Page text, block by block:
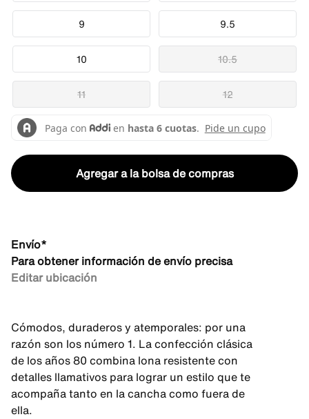
9 9.5
10 10.5
11 12
Agregar a la bolsa de compras
Envío*
Para obtener información de envío precisa
Editar ubicación
Cómodos, duraderos y atemporales: por una
razón son los número 1. La confección clásica
de los años 80 combina lona resistente con
detalles llamativos para lograr un estilo que te
acompaña tanto en la cancha como fuera de
ella.